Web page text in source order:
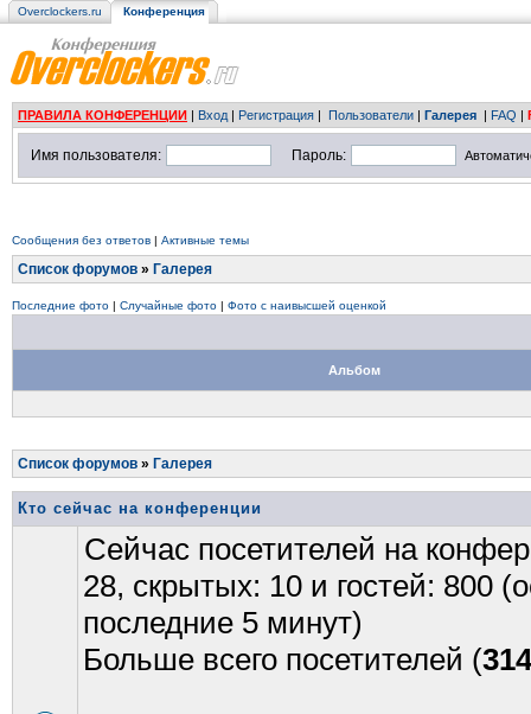
Overclockers.ru Конференция
ПРАВИЛА КОНФЕРЕНЦИИ | Вход | Регистрация | Пользователи | Галерея | FAQ |
Имя пользователя: Пароль:
Сообщения без ответов | Активные темы
Список форумов » Галерея
Последние фото | Случайные фото | Фото с наивысшей оценкой
Альбом
Список форумов » Галерея
Кто сейчас на конференции
Сейчас посетителей на
28, скрытых: 10 и гостей: 800
последние 5 минут)
Больше всего посетителей (